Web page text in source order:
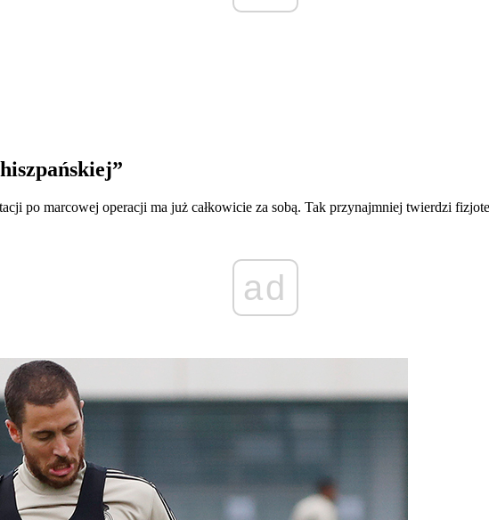
po marcowej operacji ma już całkowicie za sobą. Tak przynajmniej twierdzi
ad